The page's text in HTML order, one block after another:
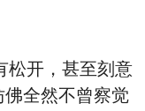
开，甚至刻意
全然不曾察觉